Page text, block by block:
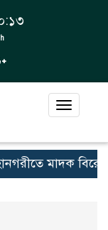
Toggle
মাদক বিরোধী